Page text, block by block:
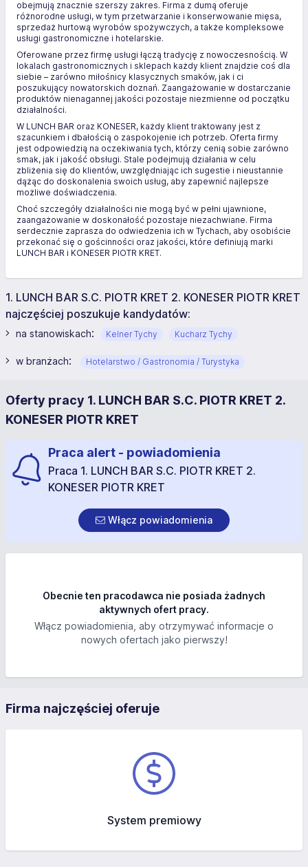
obejmują znacznie szerszy zakres. Firma z dumą oferuje
różnorodne usługi, w tym przetwarzanie i konserwowanie mięsa,
sprzedaż hurtową wyrobów spożywczych, a także kompleksowe
usługi gastronomiczne i hotelarskie.
Oferowane przez firmę usługi łączą tradycję z nowoczesnością. W
lokalach gastronomicznych i sklepach każdy klient znajdzie coś dla
siebie – zarówno miłośnicy klasycznych smaków, jak i ci
poszukujący nowatorskich doznań. Zaangażowanie w dostarczanie
produktów nienagannej jakości pozostaje niezmienne od początku
działalności.
W LUNCH BAR oraz KONESER, każdy klient traktowany jest z
szacunkiem i dbałością o zaspokojenie ich potrzeb. Oferta firmy
jest odpowiedzią na oczekiwania tych, którzy cenią sobie zarówno
smak, jak i jakość obsługi. Stale podejmują działania w celu
zbliżenia się do klientów, uwzględniając ich sugestie i nieustannie
dążąc do doskonalenia swoich usług, aby zapewnić najlepsze
możliwe doświadczenia.
Choć szczegóły działalności nie mogą być w pełni ujawnione,
zaangażowanie w doskonałość pozostaje niezachwiane. Firma
serdecznie zaprasza do odwiedzenia ich w Tychach, aby osobiście
przekonać się o gościnności oraz jakości, które definiują marki
LUNCH BAR i KONESER PIOTR KRET.
1. LUNCH BAR S.C. PIOTR KRET 2. KONESER PIOTR KRET
najczęściej poszukuje kandydatów:
na stanowiskach: Kelner Tychy Kucharz Tychy
w branżach: Hotelarstwo / Gastronomia / Turystyka
Oferty pracy 1. LUNCH BAR S.C. PIOTR KRET 2.
KONESER PIOTR KRET
Praca alert - powiadomienia
Praca 1. LUNCH BAR S.C. PIOTR KRET 2.
KONESER PIOTR KRET
Włącz powiadomienia
Obecnie ten pracodawca nie posiada żadnych
aktywnych ofert pracy.
Włącz powiadomienia, aby otrzymywać informacje o
nowych ofertach jako pierwszy!
Firma najczęściej oferuje
System premiowy